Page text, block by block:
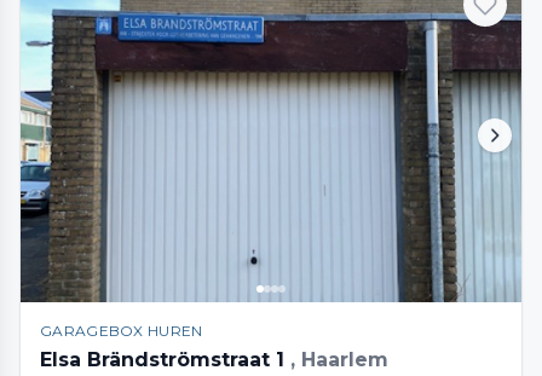
GARAGEBOX HUREN
Elsa Brändströmstraat 1 , Haarlem